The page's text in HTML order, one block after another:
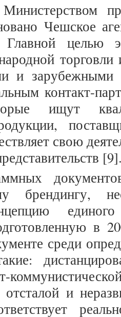
Чешское
целью
торговли
и зарубежными
контакт-
ищут
свою
брендингу,
в
среди
и